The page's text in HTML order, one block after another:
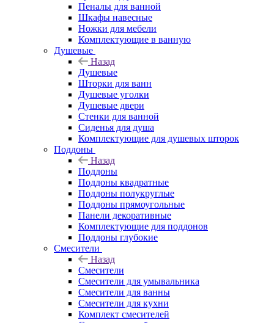
Пеналы для ванной
Шкафы навесные
Ножки для мебели
Комплектующие в ванную
Душевые
Назад
Душевые
Шторки для ванн
Душевые уголки
Душевые двери
Стенки для ванной
Сиденья для душа
Комплектующие для душевых шторок
Поддоны
Назад
Поддоны
Поддоны квадратные
Поддоны полукруглые
Поддоны прямоугольные
Панели декоративные
Комплектующие для поддонов
Поддоны глубокие
Смесители
Назад
Смесители
Смесители для умывальника
Смесители для ванны
Смесители для кухни
Комплект смесителей